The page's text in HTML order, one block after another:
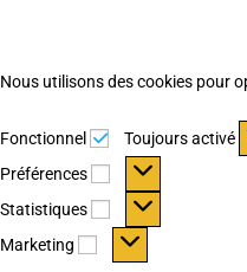
Nous utilisons des cookies pour
Fonctionnel Fonctionnel
Toujours activé
Préférences
Préférences
Statistiques Statistiques
Marketing Marketing